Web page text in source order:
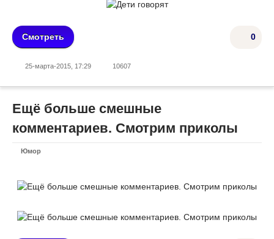
0
Смотреть
25-марта-2015, 17:29 10607
Ещё больше смешные
комментариев. Смотрим приколы
Юмор